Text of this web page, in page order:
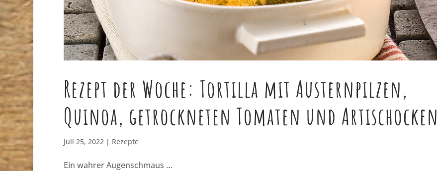
Rezept der Woche: Tortilla mit Austernpilzen,
Quinoa, getrockneten Tomaten und Artischocken
Juli 25, 2022| Rezepte
Ein wahrer Augenschmaus …